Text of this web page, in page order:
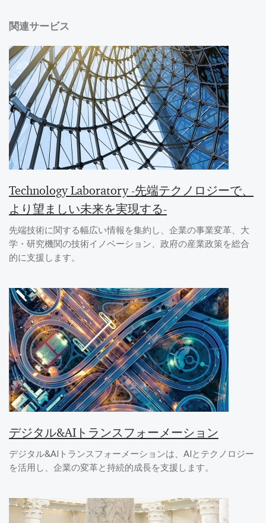
関連サービス
Technology Laboratory -先端テクノロジーで、
より望ましい未来を実現する-
先端技術に関する幅広い情報を集約し、企業の事業変革、大
学・研究機関の技術イノベーション、政府の産業政策を総合
的に支援します。
デジタル&AIトランスフォーメーション
デジタル&AIトランスフォーメーションは、AIとテクノロジー
を活用し、企業の変革と持続的成長を支援します。